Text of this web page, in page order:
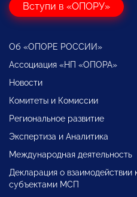
Вступи в «ОПОРУ»
Об «ОПОРЕ РОССИИ»
Ассоциация «НП «ОПОРА»
Новости
Комитеты и Комиссии
Региональное развитие
Экспертиза и Аналитика
Международная деятельность
Декларация о взаимодействии
субъектами МСП